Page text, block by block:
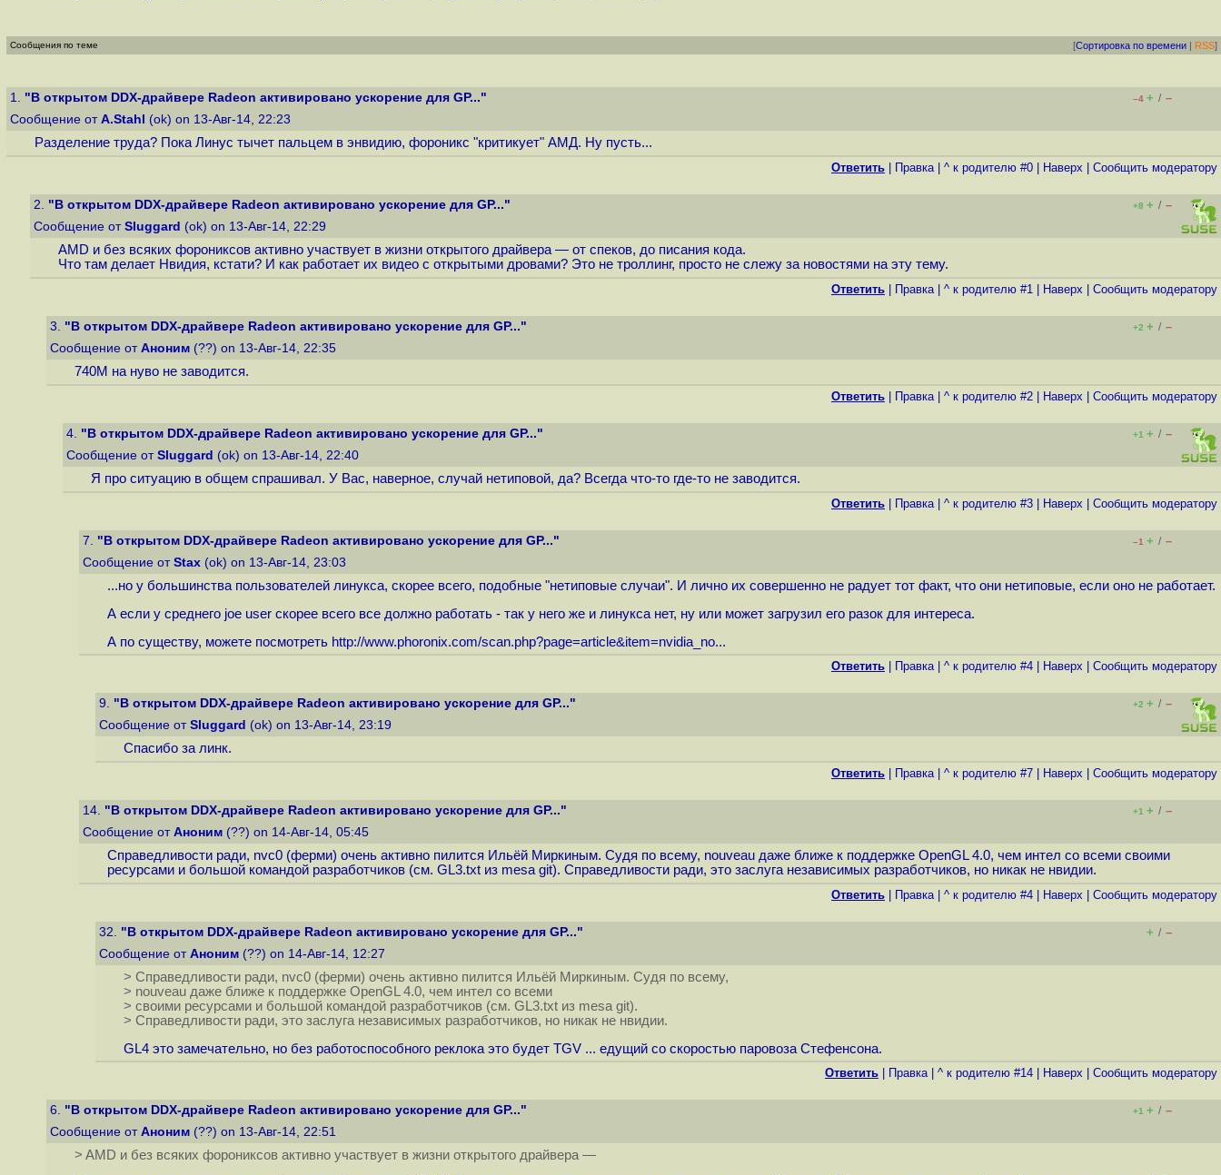
Сообщения по теме [Сортировка по времени | RSS]
1. "В открытом DDX-драйвере Radeon активировано ускорение для GP..." –4 + / –
Сообщение от A.Stahl (ok) on 13-Авг-14, 22:23
Разделение труда? Пока Линус тычет пальцем в энвидию, фороникс "критикует" АМД. Ну пусть...
Ответить Правка| ^ к родителю #0 Наверх Cообщить модератору
2. "В открытом DDX-драйвере Radeon активировано ускорение для GP..." +8 + / –
Сообщение от Sluggard (ok) on 13-Авг-14, 22:29
AMD и без всяких форониксов активно участвует в жизни открытого драйвера — от спеков, до писания кода.
Что там делает Нвидия, кстати? И как работает их видео с открытыми дровами? Это не троллинг, просто не слежу за новостями на эту тему.
Ответить Правка| ^ к родителю #1 Наверх Cообщить модератору
3. "В открытом DDX-драйвере Radeon активировано ускорение для GP..." +2 + / –
Сообщение от Аноним (??) on 13-Авг-14, 22:35
740M на нуво не заводится.
Ответить Правка| ^ к родителю #2 Наверх Cообщить модератору
4. "В открытом DDX-драйвере Radeon активировано ускорение для GP..." +1 + / –
Сообщение от Sluggard (ok) on 13-Авг-14, 22:40
Я про ситуацию в общем спрашивал. У Вас, наверное, случай нетиповой, да? Всегда что-то где-то не заводится.
Ответить Правка| ^ к родителю #3 Наверх Cообщить модератору
7. "В открытом DDX-драйвере Radeon активировано ускорение для GP..." –1 + / –
Сообщение от Stax (ok) on 13-Авг-14, 23:03
...но у большинства пользователей линукса, скорее всего, подобные "нетиповые случаи". И лично их совершенно не радует тот факт, что они нетиповые, если оно не работает.
А если у среднего joe user скорее всего все должно работать - так у него же и линукса нет, ну или может загрузил его разок для интереса.
А по существу, можете посмотреть http://www.phoronix.com/scan.php?page=article&item=nvidia_no...
Ответить Правка| ^ к родителю #4 Наверх Cообщить модератору
9. "В открытом DDX-драйвере Radeon активировано ускорение для GP..." +2 + / –
Сообщение от Sluggard (ok) on 13-Авг-14, 23:19
Спасибо за линк.
Ответить Правка| ^ к родителю #7 Наверх Cообщить модератору
14. "В открытом DDX-драйвере Radeon активировано ускорение для GP..." +1 + / –
Сообщение от Аноним (??) on 14-Авг-14, 05:45
Справедливости ради, nvc0 (ферми) очень активно пилится Ильёй Миркиным. Судя по всему, nouveau даже ближе к поддержке OpenGL 4.0, чем интел со всеми своими
ресурсами и большой командой разработчиков (см. GL3.txt из mesa git). Справедливости ради, это заслуга независимых разработчиков, но никак не нвидии.
Ответить Правка| ^ к родителю #4 Наверх Cообщить модератору
32. "В открытом DDX-драйвере Radeon активировано ускорение для GP..." + / –
Сообщение от Аноним (??) on 14-Авг-14, 12:27
> Справедливости ради, nvc0 (ферми) очень активно пилится Ильёй Миркиным. Судя по всему,
> nouveau даже ближе к поддержке OpenGL 4.0, чем интел со всеми
> своими ресурсами и большой командой разработчиков (см. GL3.txt из mesa git).
> Справедливости ради, это заслуга независимых разработчиков, но никак не нвидии.
GL4 это замечательно, но без работоспособного реклока это будет TGV ... едущий со скоростью паровоза Стефенсона.
Ответить Правка| ^ к родителю #14 Наверх Cообщить модератору
6. "В открытом DDX-драйвере Radeon активировано ускорение для GP..." +1 + / –
Сообщение от Аноним (??) on 13-Авг-14, 22:51
> AMD и без всяких форониксов активно участвует в жизни открытого драйвера —